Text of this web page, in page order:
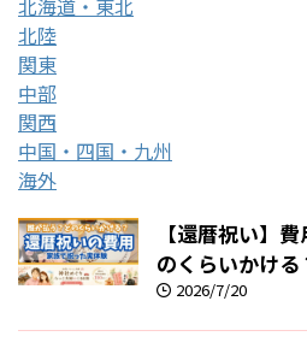
北海道・東北
北陸
関東
中部
関西
中国・四国・九州
海外
【還暦祝い】
のくらいかけ
2026/7/20